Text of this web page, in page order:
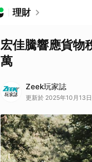
理財
宏佳騰響應貨物
萬
Zeek玩家誌
更新於 2025年10月13